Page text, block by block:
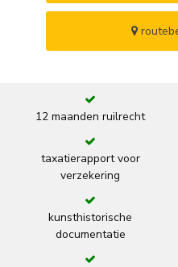
12 maanden ruilrecht
taxatierapport voor
verzekering
kunsthistorische
documentatie